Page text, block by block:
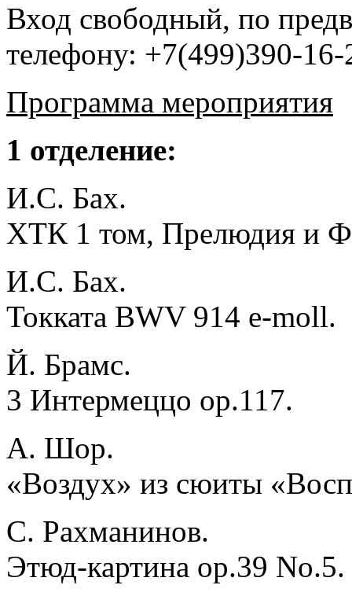
Вход свободный, по
телефону: +7(499)390-16-
Программа мероприятия
1 отделение:
И.С. Бах.
ХТК 1 том, Прелюдия и
И.С. Бах.
Токката BWV 914 e-moll.
Й. Брамс.
3 Интермеццо ор.117.
А. Шор.
«Воздух» из сюиты
С. Рахманинов.
Этюд-картина ор.39 No.5.